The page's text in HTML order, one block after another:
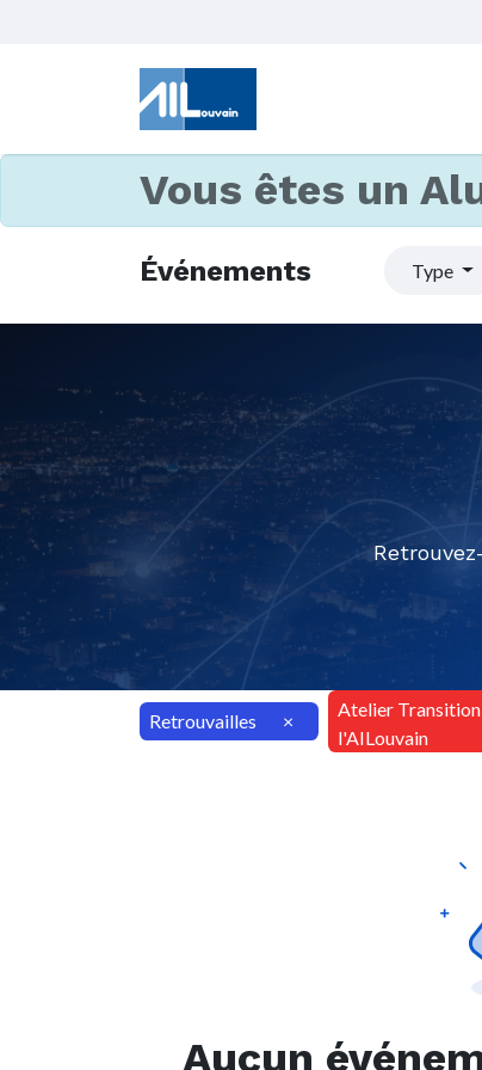
Vous êtes un
Événements Type
Retrouvailles ×
Atelier
l'AILouvain
Aucun